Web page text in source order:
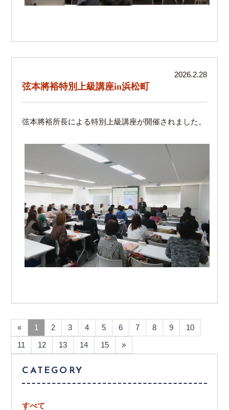
2026.2.28
弦本將裕特別上級講座in浜松町
弦本將裕所長による特別上級講座が開催されました。
« 1 2 3 4 5 6 7 8 9 10
11 12 13 14 15 »
CATEGORY
すべて